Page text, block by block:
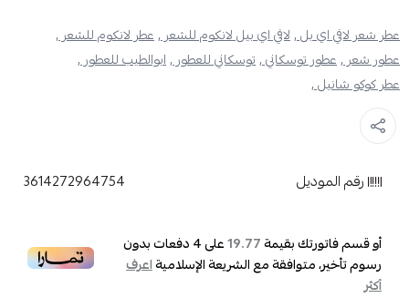
عطر شعر لافي اي بل ,لافي اي بيل لانكوم للشعر ,عطر لانكوم للشعر ,
عطور شعر ,عطور توسكاني ,توسكاني للعطور ,ابوالطيب للعطور ,
عطر كوكو شانيل ,
رقم الموديل 3614272964754
أو قسم فاتورتك بقيمة19.77على4دفعات بدون
رسوم تأخير، متوافقة مع الشريعة الإسلاميةاعرف
أكثر